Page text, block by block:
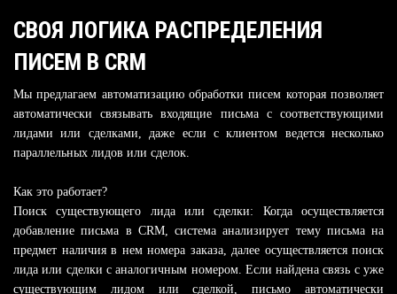
СВОЯ ЛОГИКА РАСПРЕДЕЛЕНИЯ
ПИСЕМ В CRM
Мы предлагаем автоматизацию обработки писем которая позволяет
автоматически связывать входящие письма с соответствующими
лидами или сделками, даже если с клиентом ведется несколько
параллельных лидов или сделок.
Как это работает?
Поиск существующего лида или сделки: Когда осуществляется
добавление письма в CRM, система анализирует тему письма на
предмет наличия в нем номера заказа, далее осуществляется поиск
лида или сделки с аналогичным номером. Если найдена связь с уже
существующим лидом или сделкой, письмо автоматически